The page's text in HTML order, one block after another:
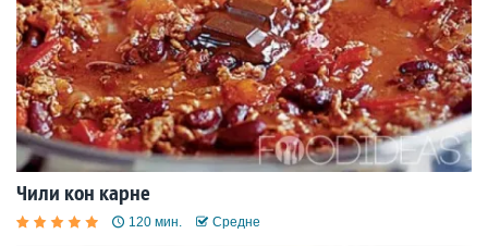
Чили кон карне
120 мин. Средне